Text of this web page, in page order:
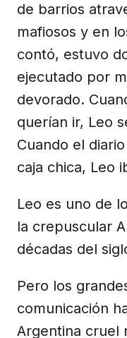
de barrios
mafiosos y en
contó, estuvo
ejecutado por
devorado.
querían ir, Leo
Cuando el
caja chica, Leo
Leo es uno de
la crepuscular
décadas del
Pero los
comunicación
Argentina cruel